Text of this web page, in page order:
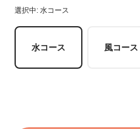
選択中: 水コース
水コース 風コース